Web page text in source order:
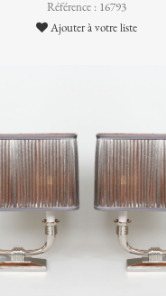
Référence : 16793
Ajouter à votre liste